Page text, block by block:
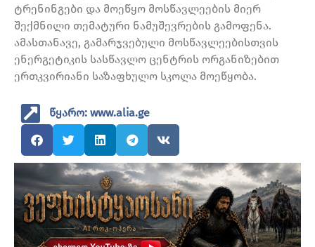
ტრენინგები და მოეწყო მოსწავლეების მიერ
შექმნილი თემატური ნამუშევრების გამოფენა.
ამასთანავე, გამარჯვებული მოსწავლეებისთვის
ენერგეტიკის სასწავლო ცენტრის ორგანიზებით
ერთკვირიანი საზაფხულო სკოლა მოეწყობა.
წყარო: www.alia.ge